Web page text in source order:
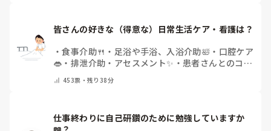
皆さんの好きな（得意な）日常生活ケア・看護は？
・食事介助🍴 ・ 足浴や手浴、入浴介助🛀 ・ 口腔ケア
👄 ・ 排泄介助・アセスメント✨ ・ 患者さんとのコミ
で教えてください）
453票・残り38分
仕事終わりに自己研鑽のために勉強していますか